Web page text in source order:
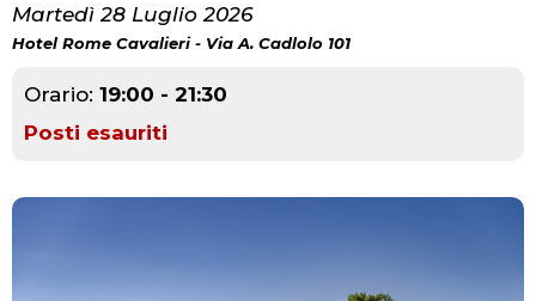
Martedì 28 Luglio 2026
Hotel Rome Cavalieri - Via A. Cadlolo 101
Orario: 19:00 - 21:30
Posti esauriti